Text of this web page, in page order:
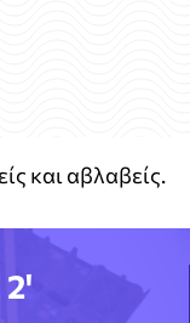
και αβλαβείς.